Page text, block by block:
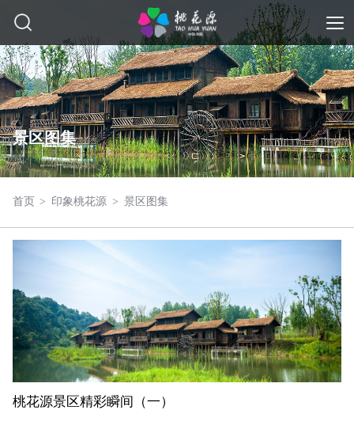
景区图集
首页 > 印象桃花源 > 景区图集
桃花源景区精彩瞬间（一）